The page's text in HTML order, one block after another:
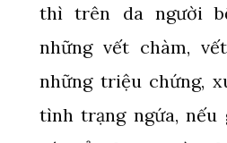
thì trên da người
những vết chàm,
những triệu chứng,
tình trạng ngứa, nếu